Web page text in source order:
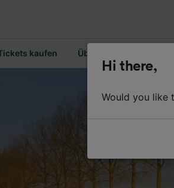
kaufen Überblick
Hi there,
Would you like